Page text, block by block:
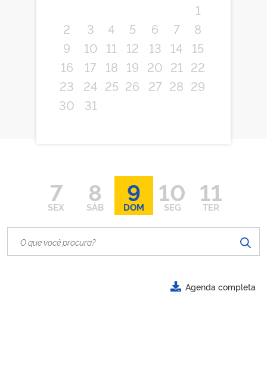
1
2
3 4 5 6 7
8
9
10 11 12 13 14
15
16
17 18 19 20 21
22
23
24 25 26 27 28 29
30
31
7
SEX
8
SÁB
9
DOM
10
SEG
11
TER
Agenda completa